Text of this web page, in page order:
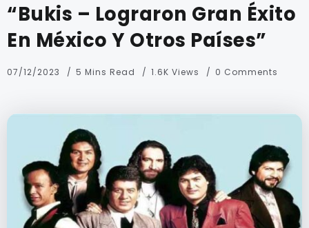
“Bukis – Lograron Gran Éxito
En México Y Otros Países”
07/12/2023 5 Mins Read 1.6K Views 0 Comments